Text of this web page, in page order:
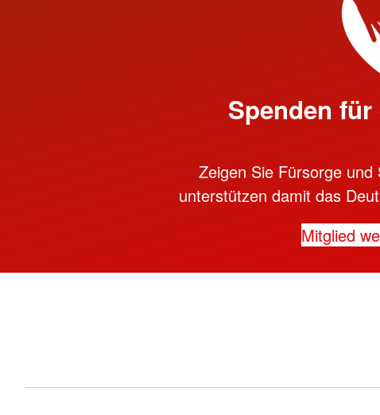
Spenden
Zeigen Sie Fürsorge
unterstützen damit das
Mitglied